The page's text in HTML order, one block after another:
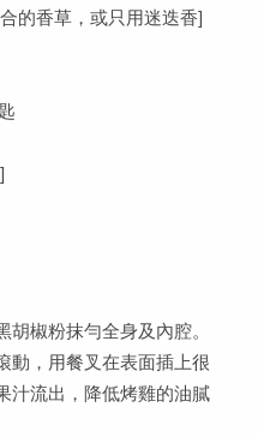
的香草，或只用迷迭香]
椒粉抹勻全身及內腔。
動，用餐叉在表面插上很
汁流出，降低烤雞的油膩